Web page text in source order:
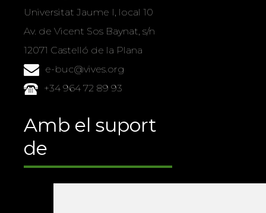
Universitat Jaume I, local 10
Av. de Vicent Sos Baynat, s/n
12071 Castelló de la Plana
e-buc@vives.org
+34 964 72 89 93
Amb el suport
de